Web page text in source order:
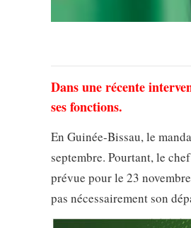
Dans une récente
ses fonctions.
En Guinée-Bissau, le
septembre. Pourtant, le
prévue pour le 23
pas nécessairement son